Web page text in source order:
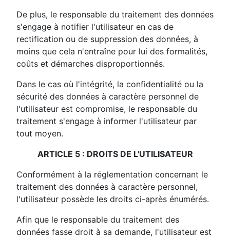
De plus, le responsable du traitement des données
s'engage à notifier l'utilisateur en cas de
rectification ou de suppression des données, à
moins que cela n'entraîne pour lui des formalités,
coûts et démarches disproportionnés.
Dans le cas où l'intégrité, la confidentialité ou la
sécurité des données à caractère personnel de
l'utilisateur est compromise, le responsable du
traitement s'engage à informer l'utilisateur par
tout moyen.
ARTICLE 5 : DROITS DE L'UTILISATEUR
Conformément à la réglementation concernant le
traitement des données à caractère personnel,
l'utilisateur possède les droits ci-après énumérés.
Afin que le responsable du traitement des
données fasse droit à sa demande, l'utilisateur est